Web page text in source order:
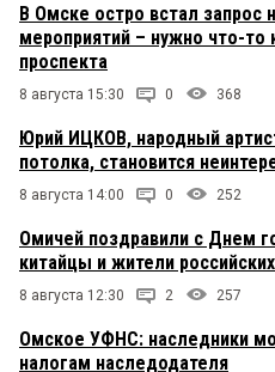
В Омске остро встал запрос
мероприятий – нужно что-
проспекта
8 августа 15:30 0 368
Юрий ИЦКОВ, народный
потолка, становится
8 августа 14:00 0 252
Омичей поздравили с Днем
китайцы и жители
8 августа 12:30 2 257
Омское УФНС: наследники
налогам наследодателя